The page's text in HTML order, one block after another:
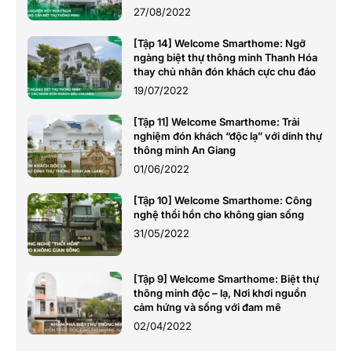
27/08/2022
[Tập 14] Welcome Smarthome: Ngỡ
ngàng biệt thự thông minh Thanh Hóa
thay chủ nhân đón khách cực chu đáo
19/07/2022
[Tập 11] Welcome Smarthome: Trải
nghiệm đón khách “độc lạ” với dinh thự
thông minh An Giang
01/06/2022
[Tập 10] Welcome Smarthome: Công
nghệ thổi hồn cho không gian sống
31/05/2022
[Tập 9] Welcome Smarthome: Biệt thự
thông minh độc – lạ, Nơi khơi nguồn
cảm hứng và sống với đam mê
02/04/2022